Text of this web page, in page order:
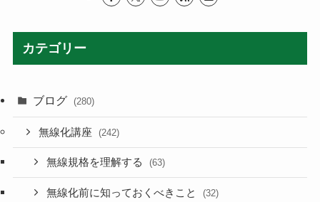
カテゴリー
ブログ (280)
無線化講座 (242)
無線規格を理解する (63)
無線化前に知っておくべきこと (32)